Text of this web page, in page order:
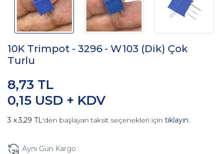
10K Trimpot - 3296 - W103 (Dik) Çok
Turlu
0,15 USD + KDV
8,73 TL
3,29 TL'den başlayan taksit seçenekleri için tıklayın.
Aynı Gün Kargo